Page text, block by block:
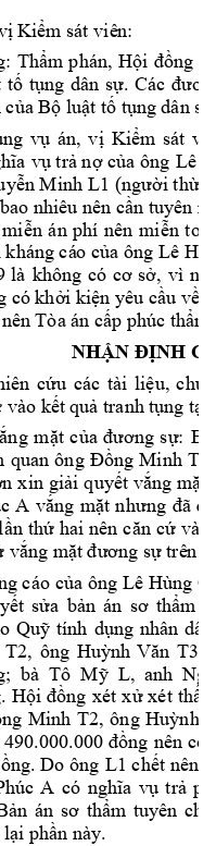
Kiểm sát viên:
Thẩm phán, Hội đồng
tố tụng dân sự. Các đươ
Bộ luật tố tụng dân
vụ án, vị Kiểm sát
vụ trả nợ của ông Lê
Minh L1 (người thừa
o nhiêu nên cần tuyên
miễn án phí nên miễn
cáo của ông Lê
là không có cơ sở, vì
có khởi kiện yêu cầu về
Tòa án cấp phúc thẩm
NHẬN ĐỊNH
cứu các tài liệu, ch
vào kết quả tranh tụng tại
mặt của đương sự: Bị
quan ông Đồng Minh T2
xin giải quyết vắng mặt;
A vắng mặt nhưng đã
thứ hai nên căn cứ vào
vắng mặt đương sự trên.
cáo của ông Lê Hùng Q
sửa bản án sơ thẩm
Quỹ tính dụng nhân
T2, ông Huỳnh Văn T3
bà  Tô  Mỹ
  L
, anh
Hội đồng xét xử xét
Minh T2, ông Huỳnh
490.000.000 đồng nên có
Do ông L1 chết nên v
A có nghĩa vụ trả
án sơ thẩm tuyên
lại phần này.